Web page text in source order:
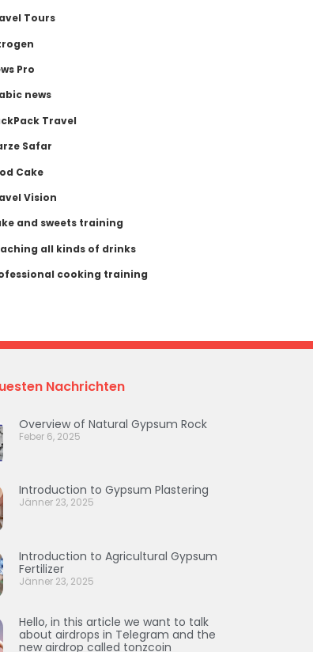
Tours
Pro
news
Travel
Safar
Cake
Vision
and sweets training
all kinds of drinks
cooking training
Nachrichten
Overview of Natural Gypsum Rock
Feber 6, 2025
Introduction to Gypsum Plastering
Jänner 23, 2025
Introduction to Agricultural Gypsum
Fertilizer
Jänner 23, 2025
Hello, in this article we want to talk
about airdrops in Telegram and the
new airdrop called tonzcoin